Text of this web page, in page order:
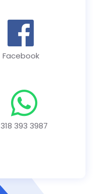
Facebook
318 393 3987